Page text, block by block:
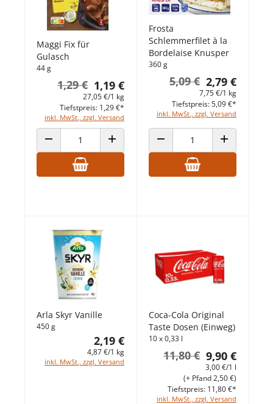
Maggi Fix für
Gulasch
44 g
1,19 €
1,29 €
27,05 €/1 kg
inkl. MwSt., zzgl. Versand
Tiefstpreis: 1,29 €*
ANZAHL VERRINGERNANZAHL ERHÖHEN
Frosta
Schlemmerfilet à la
Bordelaise Knusper
360 g
2,79 €
5,09 €
7,75 €/1 kg
inkl. MwSt., zzgl. Versand
Tiefstpreis: 5,09 €*
ANZAHL VERRINGERNANZAHL
Arla Skyr Vanille
450 g
2,19 €
4,87 €/1 kg
inkl. MwSt., zzgl. Versand
Coca-Cola Original
Taste Dosen (Einweg)
10 x 0,33 l
9,90 €
11,80 €
3,00 €/1 l
inkl. MwSt., zzgl. Versand
(+ Pfand 2,50 €)
Tiefstpreis: 11,80 €*